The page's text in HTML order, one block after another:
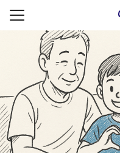
Skip
ยความเป็นส่วนตัว
ญชี (Accounting service)
ญชี (Accounting
Search